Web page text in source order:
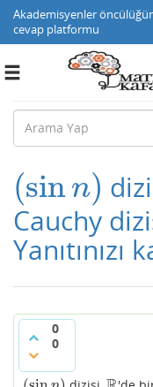
Akademisyenler
cevap platformu
Toggle
(sinn)
(sinn)
Cauchy
Yanıtınızı
0
0